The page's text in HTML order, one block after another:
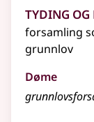
Tyding
forsamling
grunnlov
Døme